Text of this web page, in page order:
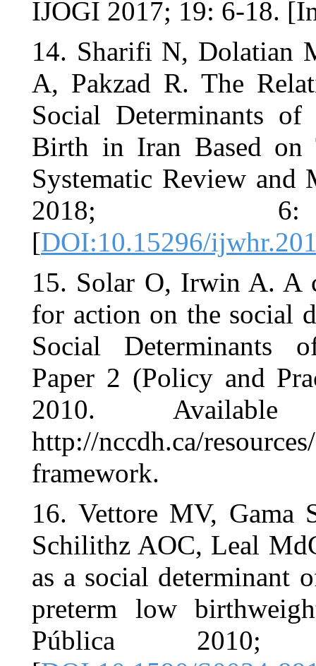
IJOGI
14. Sharifi
A, Pakzad
Social
Birth in
Systematic
[
15. Solar
for action
Social
Paper 2
2010.
http://
16. Vettore
Schilithz
as a social
preterm